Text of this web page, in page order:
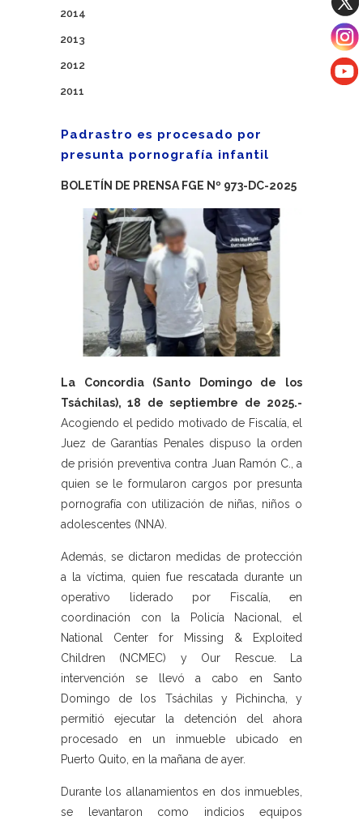
2014
2013
2012
2011
Padrastro es procesado por
presunta pornografía infantil
BOLETÍN DE PRENSA FGE Nº 973-DC-2025
La Concordia (Santo Domingo de los
Tsáchilas), 18 de septiembre de 2025.-
Acogiendo el pedido motivado de Fiscalía, el
Juez de Garantías Penales dispuso la orden
de prisión preventiva contra Juan Ramón C., a
quien se le formularon cargos por presunta
pornografía con utilización de niñas, niños o
adolescentes (NNA).
Además, se dictaron medidas de protección
a la víctima, quien fue rescatada durante un
operativo liderado por Fiscalía, en
coordinación con la Policía Nacional, el
National Center for Missing & Exploited
Children (NCMEC) y Our Rescue. La
intervención se llevó a cabo en Santo
Domingo de los Tsáchilas y Pichincha, y
permitió ejecutar la detención del ahora
procesado en un inmueble ubicado en
Puerto Quito, en la mañana de ayer.
Durante los allanamientos en dos inmuebles,
se levantaron como indicios equipos